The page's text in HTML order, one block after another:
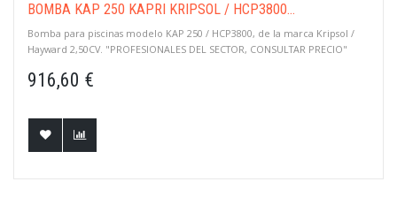
BOMBA KAP 250 KAPRI KRIPSOL / HCP3800...
Bomba para piscinas modelo KAP 250 / HCP3800, de la marca Kripsol /
Hayward 2,50CV. "PROFESIONALES DEL SECTOR, CONSULTAR PRECIO"
916,60 €